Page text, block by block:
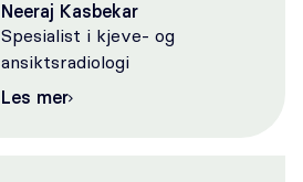
Neeraj Kasbekar
Spesialist i kjeve- og
ansiktsradiologi
Les mer